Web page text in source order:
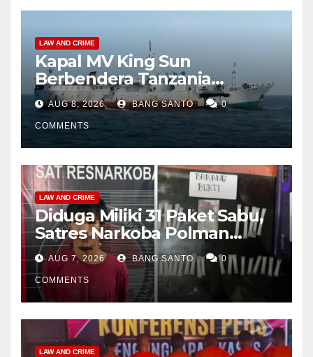
LAW AND CRIME
Kapal MV King Sun
Berbendera Tanzania
Diamankan Tim Gabungan,
Bawa 1,3 Ton Narkoba di
Perairan Bintan
AUG 8, 2026 BANG SANTO 0
COMMENTS
LAW AND CRIME
Diduga Miliki 31 Paket Sabu,
Satres Narkoba Polman
Amankan Pria di Matali
AUG 7, 2026 BANG SANTO 0
COMMENTS
LAW AND CRIME